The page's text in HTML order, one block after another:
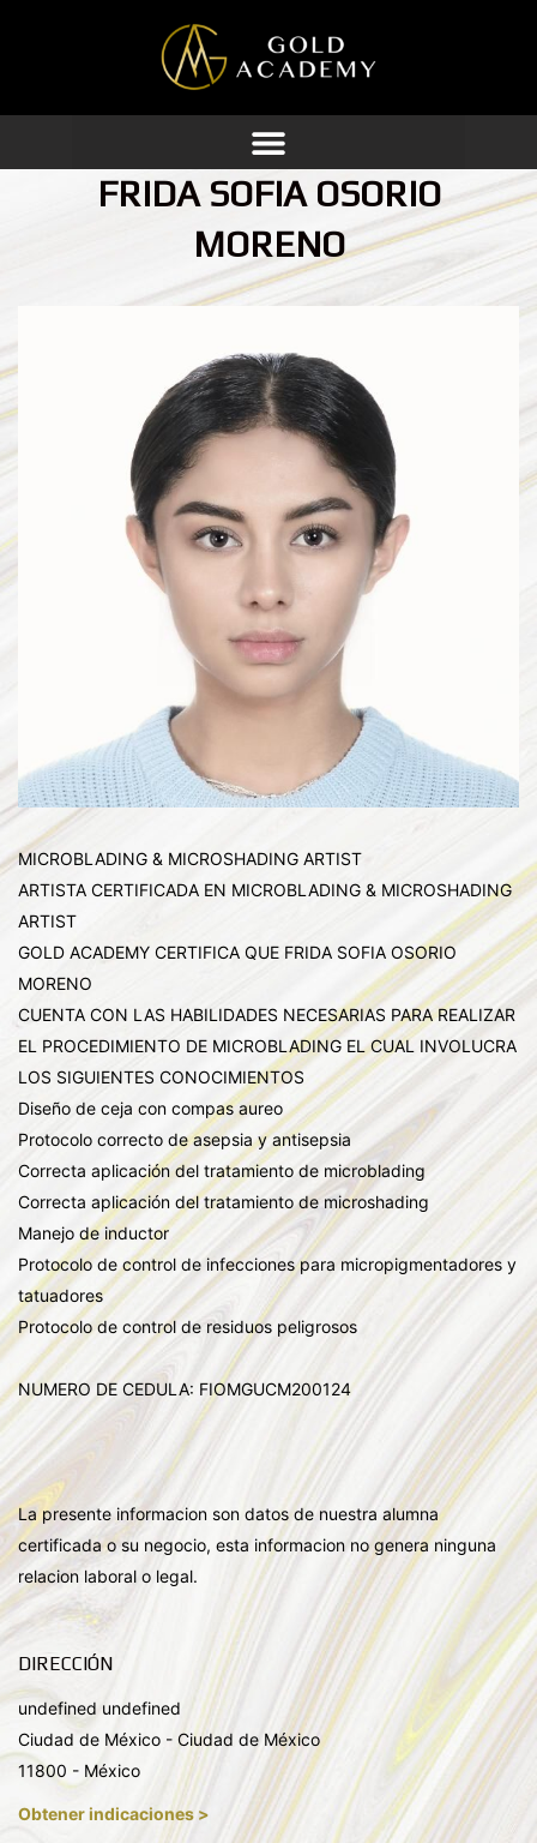
contenido
FRIDA SOFIA OSORIO
MORENO
MICROBLADING & MICROSHADING ARTIST
ARTISTA CERTIFICADA EN MICROBLADING & MICROSHADING
ARTIST
GOLD ACADEMY CERTIFICA QUE FRIDA SOFIA OSORIO
MORENO
CUENTA CON LAS HABILIDADES NECESARIAS PARA REALIZAR
EL PROCEDIMIENTO DE MICROBLADING EL CUAL INVOLUCRA
LOS SIGUIENTES CONOCIMIENTOS
Diseño de ceja con compas aureo
Protocolo correcto de asepsia y antisepsia
Correcta aplicación del tratamiento de microblading
Correcta aplicación del tratamiento de microshading
Manejo de inductor
Protocolo de control de infecciones para micropigmentadores y
tatuadores
Protocolo de control de residuos peligrosos
NUMERO DE CEDULA: FIOMGUCM200124
La presente informacion son datos de nuestra alumna
certificada o su negocio, esta informacion no genera ninguna
relacion laboral o legal.
DIRECCIÓN
undefined undefined
Ciudad de México - Ciudad de México
11800 - México
Obtener indicaciones >